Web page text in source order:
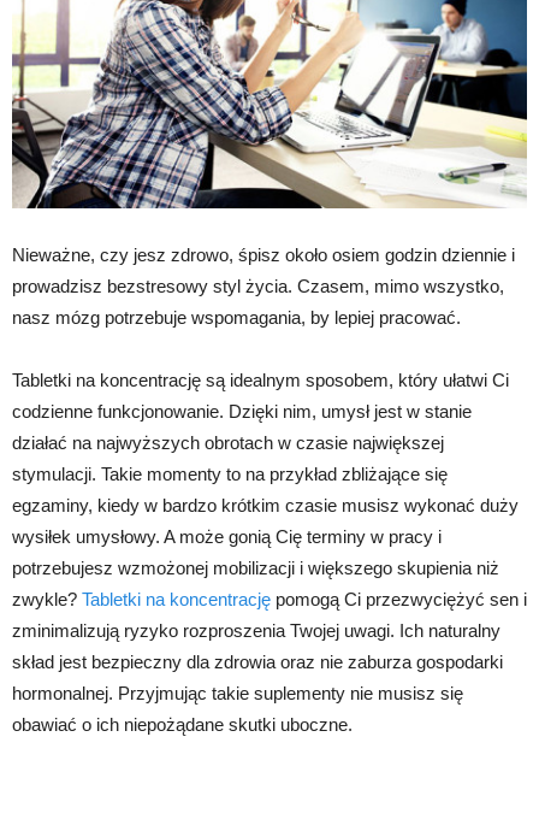
Nieważne, czy jesz zdrowo, śpisz około osiem godzin dziennie i
prowadzisz bezstresowy styl życia. Czasem, mimo wszystko,
nasz mózg potrzebuje wspomagania, by lepiej pracować.
Tabletki na koncentrację są idealnym sposobem, który ułatwi Ci
codzienne funkcjonowanie. Dzięki nim, umysł jest w stanie
działać na najwyższych obrotach w czasie największej
stymulacji. Takie momenty to na przykład zbliżające się
egzaminy, kiedy w bardzo krótkim czasie musisz wykonać duży
wysiłek umysłowy. A może gonią Cię terminy w pracy i
potrzebujesz wzmożonej mobilizacji i większego skupienia niż
zwykle? Tabletki na koncentrację pomogą Ci przezwyciężyć sen i
zminimalizują ryzyko rozproszenia Twojej uwagi. Ich naturalny
skład jest bezpieczny dla zdrowia oraz nie zaburza gospodarki
hormonalnej. Przyjmując takie suplementy nie musisz się
obawiać o ich niepożądane skutki uboczne.